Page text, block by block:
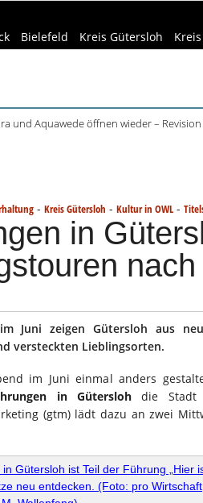
Bielefeld Kreis Gütersloh
und Aquawede öffnen wieder –
- Kreis Gütersloh - Kultur in OWL -
in
Juni zeigen Gütersloh aus
versteckten Lieblingsorten.
im Juni einmal anders
in Gütersloh die Stadt
(gtm) lädt dazu an zwei